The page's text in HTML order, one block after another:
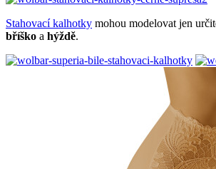
Stahovací kalhotky mohou modelovat jen
bříško a hýždě.